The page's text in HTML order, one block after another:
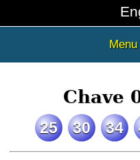
Chave
25 30 34